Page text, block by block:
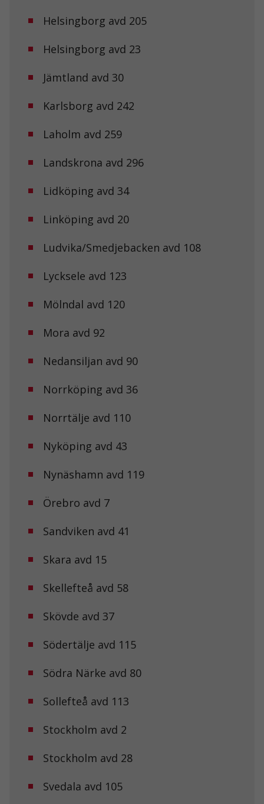
Helsingborg avd 205
Helsingborg avd 23
Jämtland avd 30
Karlsborg avd 242
Laholm avd 259
Landskrona avd 296
Lidköping avd 34
Linköping avd 20
Ludvika/Smedjebacken avd 108
Lycksele avd 123
Mölndal avd 120
Mora avd 92
Nedansiljan avd 90
Norrköping avd 36
Norrtälje avd 110
Nyköping avd 43
Nynäshamn avd 119
Örebro avd 7
Sandviken avd 41
Skara avd 15
Skellefteå avd 58
Skövde avd 37
Södertälje avd 115
Södra Närke avd 80
Sollefteå avd 113
Stockholm avd 2
Stockholm avd 28
Svedala avd 105